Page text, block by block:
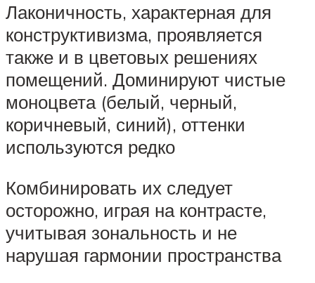
Лаконичность, характерная для
конструктивизма, проявляется
также и в цветовых решениях
помещений. Доминируют чистые
моноцвета (белый, черный,
коричневый, синий), оттенки
используются редко
Комбинировать их следует
осторожно, играя на контрасте,
учитывая зональность и не
нарушая гармонии пространства